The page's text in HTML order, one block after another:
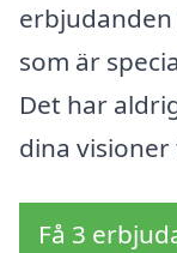
som är
Det har
dina
Få 3